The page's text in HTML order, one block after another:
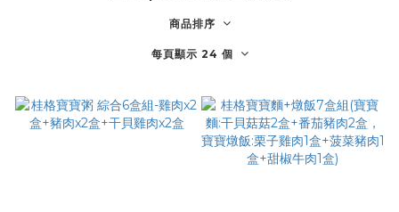
商品排序
每頁顯示 24 個